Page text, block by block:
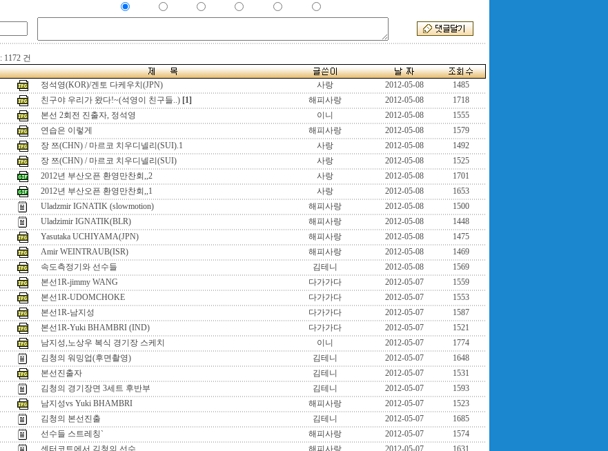
1172 건
정석영(KOR)/겐토 다케우치(JPN) 사랑 2012-05-08
1485
친구야 우리가 왔다!~(석영이 친구들..) [1] 해피사랑 2012-05-08
1718
본선 2회전 진출자, 정석영 이니 2012-05-08
1555
연습은 이렇게 해피사랑 2012-05-08
1579
장 쯔(CHN) / 마르코 치우디넬리(SUI).1 사랑 2012-05-08
1492
장 쯔(CHN) / 마르코 치우디넬리(SUI) 사랑 2012-05-08
1525
2012년 부산오픈 환영만찬회,,2 사랑 2012-05-08
1701
2012년 부산오픈 환영만찬회,,1 사랑 2012-05-08
1653
Uladzmir IGNATIK (slowmotion) 해피사랑 2012-05-08
1500
Uladzimir IGNATIK(BLR) 해피사랑 2012-05-08
1448
Yasutaka UCHIYAMA(JPN) 해피사랑 2012-05-08
1475
Amir WEINTRAUB(ISR) 해피사랑 2012-05-08
1469
속도측정기와 선수들 김테니 2012-05-08
1569
본선1R-jimmy WANG 다가가다 2012-05-07
1559
본선1R-UDOMCHOKE 다가가다 2012-05-07
1553
본선1R-남지성 다가가다 2012-05-07
1587
본선1R-Yuki BHAMBRI (IND) 다가가다 2012-05-07
1521
남지성,노상우 복식 경기장 스케치 이니 2012-05-07
1774
김청의 워밍업(후면촬영) 김테니 2012-05-07
1648
본선진출자 김테니 2012-05-07
1531
김청의 경기장면 3세트 후반부 김테니 2012-05-07
1593
남지성vs Yuki BHAMBRI 해피사랑 2012-05-07
1523
김청의 본선진출 김테니 2012-05-07
1685
선수들 스트레칭` 해피사랑 2012-05-07
1574
센터코트에서 김청의 선수 해피사랑 2012-05-07 1631